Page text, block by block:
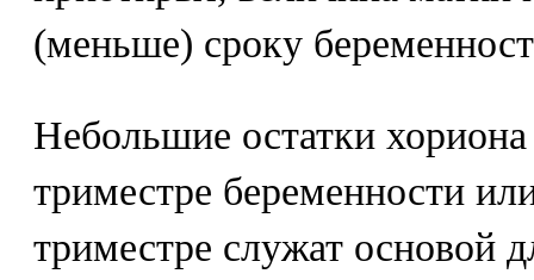
(меньше) сроку
Небольшие остатки
триместре беременности
триместре служат основой